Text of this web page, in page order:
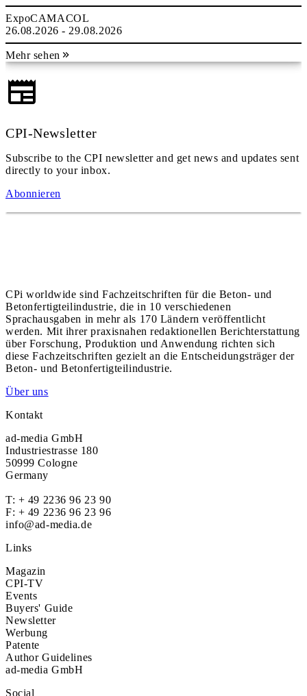
ExpoCAMACOL
26.08.2026 - 29.08.2026
Mehr sehen
CPI-Newsletter
Subscribe to the CPI newsletter and get news and updates sent
directly to your inbox.
Abonnieren
CPi worldwide sind Fachzeitschriften für die Beton- und
Betonfertigteilindustrie, die in 10 verschiedenen
Sprachausgaben in mehr als 170 Ländern veröffentlicht
werden. Mit ihrer praxisnahen redaktionellen Berichterstattung
über Forschung, Produktion und Anwendung richten sich
diese Fachzeitschriften gezielt an die Entscheidungsträger der
Beton- und Betonfertigteilindustrie.
Über uns
Kontakt
ad-media GmbH
Industriestrasse 180
50999 Cologne
Germany
T: + 49 2236 96 23 90
F: + 49 2236 96 23 96
info@ad-media.de
Links
Magazin
CPI-TV
Events
Buyers' Guide
Newsletter
Werbung
Patente
Author Guidelines
ad-media GmbH
Social